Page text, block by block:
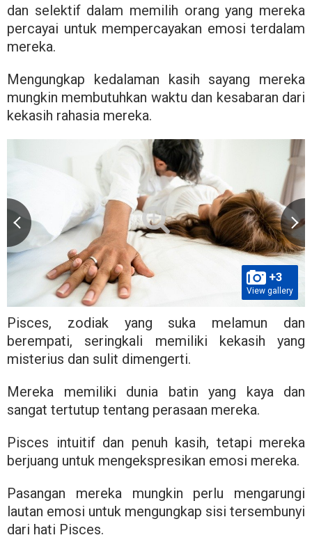
dan selektif dalam memilih orang yang mereka
percayai untuk mempercayakan emosi terdalam
mereka.
Mengungkap kedalaman kasih sayang mereka
mungkin membutuhkan waktu dan kesabaran dari
kekasih rahasia mereka.
+3
View gallery
Pisces, zodiak yang suka melamun dan
berempati, seringkali memiliki kekasih yang
misterius dan sulit dimengerti.
Mereka memiliki dunia batin yang kaya dan
sangat tertutup tentang perasaan mereka.
Pisces intuitif dan penuh kasih, tetapi mereka
berjuang untuk mengekspresikan emosi mereka.
Pasangan mereka mungkin perlu mengarungi
lautan emosi untuk mengungkap sisi tersembunyi
dari hati Pisces.